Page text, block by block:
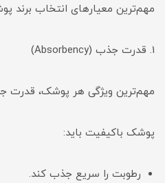
مهم‌ترین معیارهای انتخاب برند
1. قدرت جذب (Absorbency)
مهم‌ترین ویژگی هر پوشک،
پوشک باکیفیت باید:
رطوبت را سریع جذب کند.